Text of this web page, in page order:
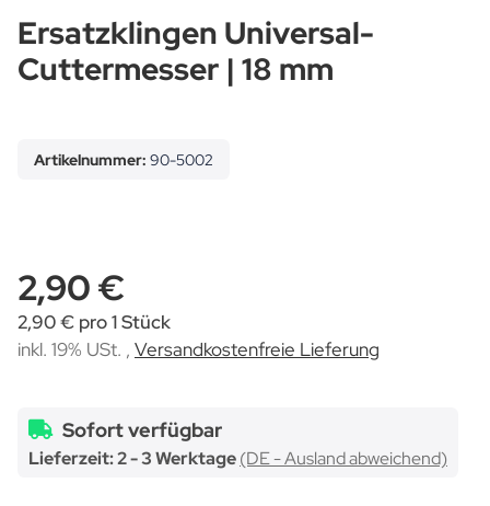
Ersatzklingen Universal-
Cuttermesser | 18 mm
Artikelnummer: 90-5002
2,90 €
2,90 € pro 1 Stück
inkl. 19% USt. , Versandkostenfreie Lieferung
Sofort verfügbar
Lieferzeit:2 - 3 Werktage(DE - Ausland abweichend)